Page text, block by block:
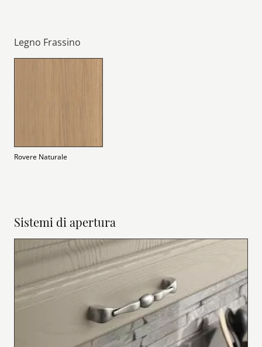
Legno Frassino
Rovere Naturale
Sistemi di apertura